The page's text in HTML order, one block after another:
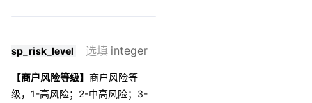
sp_risk_level 选填 integer
【商户风险等级】 商户风险等
级，1-高风险；2-中高风险；3-